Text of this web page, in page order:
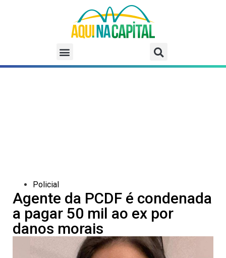
Policial
Agente da PCDF é condenada
a pagar 50 mil ao ex por
danos morais